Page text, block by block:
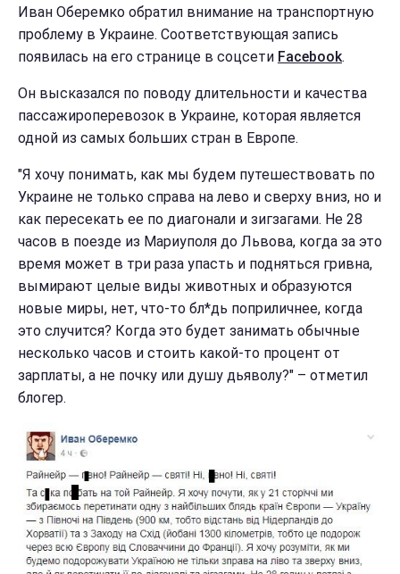
Иван Оберемко обратил внимание на транспортную
проблему в Украине. Соответствующая запись
появилась на его странице в соцсети Facebook.
Он высказался по поводу длительности и качества
пассажироперевозок в Украине, которая является
одной из самых больших стран в Европе.
"Я хочу понимать, как мы будем путешествовать по
Украине не только справа на лево и сверху вниз, но и
как пересекать ее по диагонали и зигзагами. Не 28
часов в поезде из Мариуполя до Львова, когда за это
время может в три раза упасть и подняться гривна,
вымирают целые виды животных и образуются
новые миры, нет, что-то бл*дь поприличнее, когда
это случится? Когда это будет занимать обычные
несколько часов и стоить какой-то процент от
зарплаты, а не почку или душу дьяволу?" – отметил
блогер.